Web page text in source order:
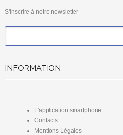
S'inscrire à notre newsletter
INFORMATION
L'application smartphone
Contacts
Mentions Légales